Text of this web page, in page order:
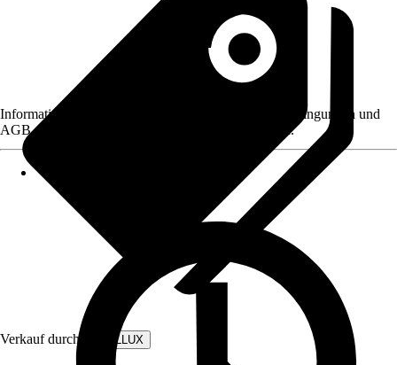
Verkauf durch: WALLLUX
Informationen des Verkäufers, wie z. B. Rückgabebedingungen und
AGB, finden Sie bei Klick auf den Verkäufernamen.